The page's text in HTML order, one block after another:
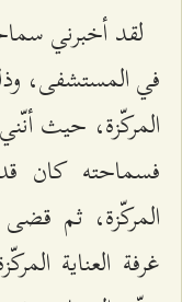
لقد أخبرني
في المستشفى،
المركّزة، حيث
فسماحته كان
المركّزة، ثم
غرفة العناية